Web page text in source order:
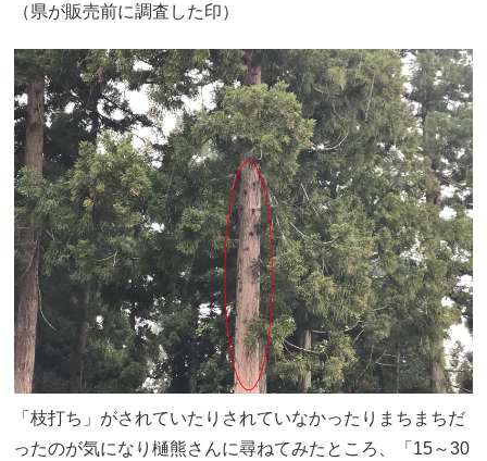
（県が販売前に調査した印）
「枝打ち」がされていたりされていなかったりまちまちだ
ったのが気になり樋熊さんに尋ねてみたところ、「15～30